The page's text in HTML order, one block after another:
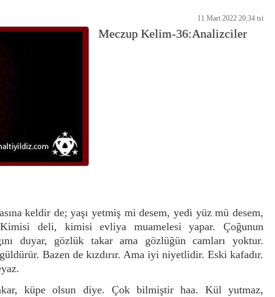
11 Mart 2022 20:34 tsi
Meczup Kelim-36:Analizciler
keldir de; yaşı yetmiş mi desem, yedi yüz mü desem,
deli, kimisi evliya muamelesi yapar. Çoğunun
duyar, gözlük takar ama gözlüğün camları yoktur.
Bazen de kızdırır. Ama iyi niyetlidir. Eski kafadır.
küpe olsun diye. Çok bilmiştir haa. Kül yutmaz,